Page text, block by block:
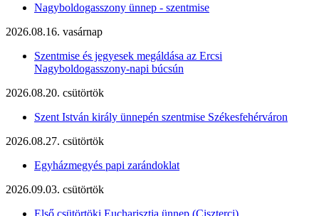
Nagyboldogasszony ünnep - szentmise
2026.08.16. vasárnap
Szentmise és jegyesek megáldása az Ercsi
Nagyboldogasszony-napi búcsún
2026.08.20. csütörtök
Szent István király ünnepén szentmise Székesfehérváron
2026.08.27. csütörtök
Egyházmegyés papi zarándoklat
2026.09.03. csütörtök
Első csütörtöki Eucharisztia ünnep (Ciszterci)